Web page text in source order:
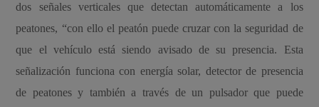
dos señales verticales que detectan automáticamente a los
peatones, “con ello el peatón puede cruzar con la seguridad de
que el vehículo está siendo avisado de su presencia. Esta
señalización funciona con energía solar, detector de presencia
de peatones y también a través de un pulsador que puede